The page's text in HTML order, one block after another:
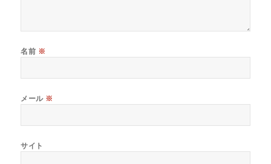
名前 ※
メール ※
サイト